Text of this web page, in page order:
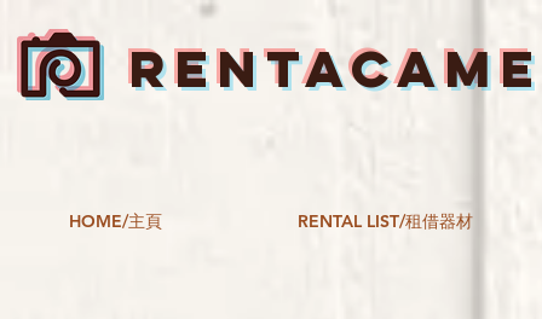
HOME/主頁 RENTAL LIST/租借器材